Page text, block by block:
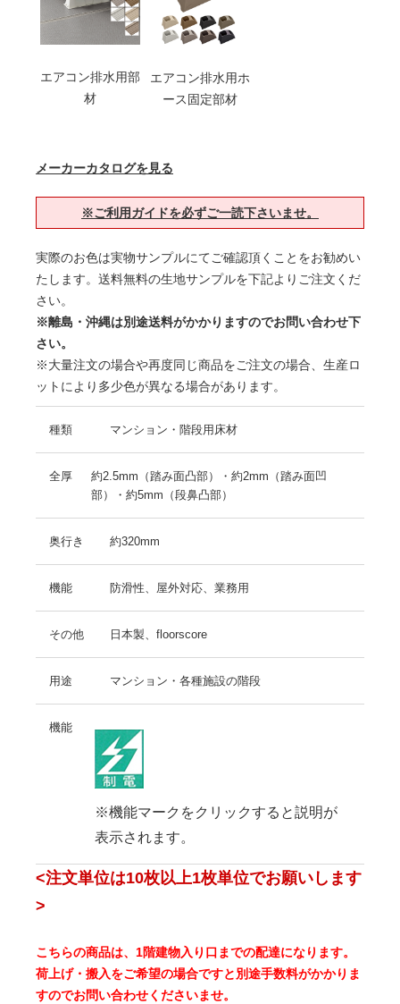
エアコン排水用部
材
エアコン排水用ホ
ース固定部材
メーカーカタログを見る
※ご利用ガイドを必ずご一読下さいませ。
実際のお色は実物サンプルにてご確認頂くことをお勧めい
たします。送料無料の生地サンプルを下記よりご注文くだ
さい。
※離島・沖縄は別途送料がかかりますのでお問い合わせ下
さい。
※大量注文の場合や再度同じ商品をご注文の場合、生産ロ
ットにより多少色が異なる場合があります。
種類 マンション・階段用床材
全厚
約2.5mm（踏み面凸部）・約2mm（踏み面凹
部）・約5mm（段鼻凸部）
奥行き 約320mm
機能 防滑性、屋外対応、業務用
その他 日本製、floorscore
用途 マンション・各種施設の階段
機能
※機能マークをクリックすると説明が
表示されます。
<注文単位は10枚以上1枚単位でお願いします
>
こちらの商品は、1階建物入り口までの配達になります。
荷上げ・搬入をご希望の場合ですと別途手数料がかかりま
すのでお問い合わせくださいませ。